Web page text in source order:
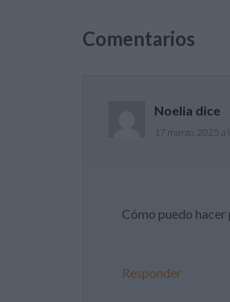
Comentarios
Noelia dice
17 marzo, 2025 a
Cómo puedo
Responder